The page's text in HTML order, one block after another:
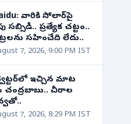
వారికి సోలార్‌పై
సబ్సిడీ.. ప్రత్యేక చట్టం..
సహించేది లేదు..
7, 2026, 9:00 PM IST
ఇచ్చిన మాట
చంద్రబాబు.. చీరాల
7, 2026, 8:29 PM IST